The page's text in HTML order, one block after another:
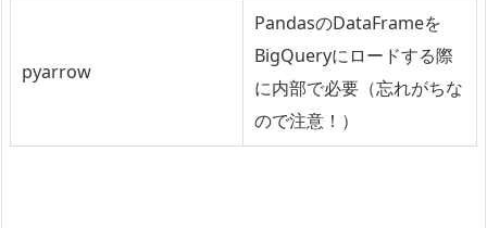
pyarrow
PandasのDataFrameを
BigQueryにロードする際
に内部で必要（忘れがちな
ので注意！）